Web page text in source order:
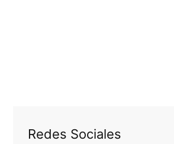
Redes Sociales